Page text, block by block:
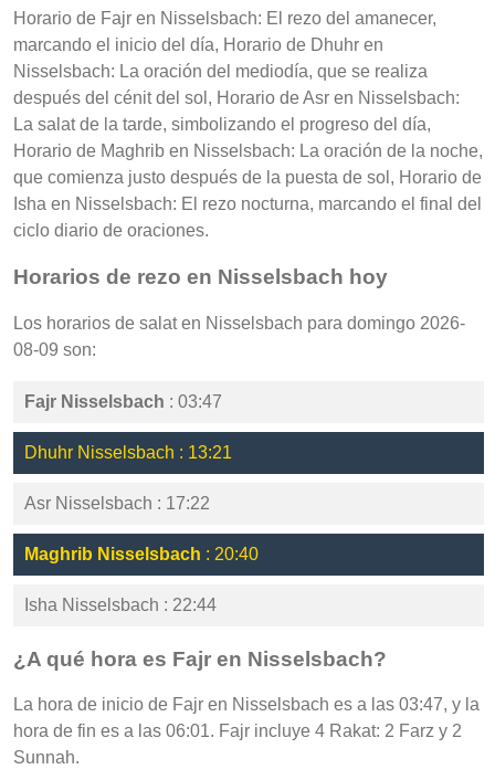
Horario de Fajr en Nisselsbach: El rezo del amanecer,
marcando el inicio del día, Horario de Dhuhr en
Nisselsbach: La oración del mediodía, que se realiza
después del cénit del sol, Horario de Asr en Nisselsbach:
La salat de la tarde, simbolizando el progreso del día,
Horario de Maghrib en Nisselsbach: La oración de la noche,
que comienza justo después de la puesta de sol, Horario de
Isha en Nisselsbach: El rezo nocturna, marcando el final del
ciclo diario de oraciones.
Horarios de rezo en Nisselsbach hoy
Los horarios de salat en Nisselsbach para domingo 2026-
08-09 son:
Fajr Nisselsbach : 03:47
Dhuhr Nisselsbach : 13:21
Asr Nisselsbach : 17:22
Maghrib Nisselsbach : 20:40
Isha Nisselsbach : 22:44
¿A qué hora es Fajr en Nisselsbach?
La hora de inicio de Fajr en Nisselsbach es a las 03:47, y la
hora de fin es a las 06:01. Fajr incluye 4 Rakat: 2 Farz y 2
Sunnah.